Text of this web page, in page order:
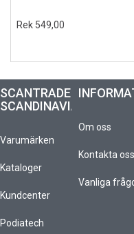
Rek 549,00
SCANTRADE
SCANDINAVIA
Varumärken
Kataloger
Kundcenter
Podiatech
Om oss
Kontakta oss
Vanliga